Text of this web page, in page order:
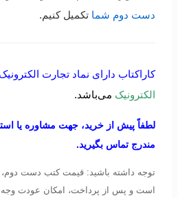
دست دوم شما تکمیل کنیم.
کاراکتاب دارای نماد تجارت الکترونیک
الکترونیک می‌باشد.
لطفاً پیش از خرید، جهت مشاوره یا
مندرج تماس بگیرید.
توجه داشته باشید: قیمت کتب دست دوم،
است و پس از پرداخت، امکان عودت وجه